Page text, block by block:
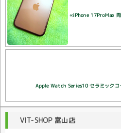
«iPhone 17ProMax
Apple Watch Series10 セラミックコ
VIT-SHOP 富山店